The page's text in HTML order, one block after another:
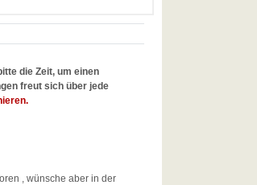
die Zeit, um einen
freut sich über jede
, wünsche aber in der